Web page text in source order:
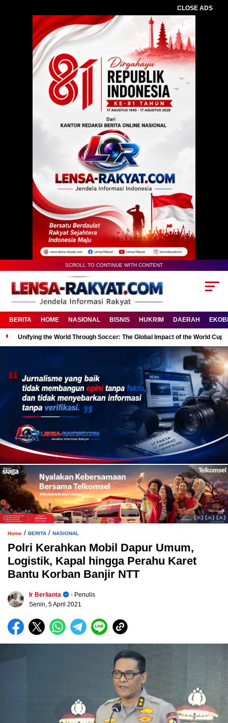
CLOSE ADS
SCROLL TO CONTINUE WITH CONTENT
BERITA HOME NASIONAL BISNIS HUKRIM DAERAH
Unifying the World Through Soccer: The Global Impact of the World Cup
Home / BERITA / NASIONAL
Polri Kerahkan Mobil Dapur Umum,
Logistik, Kapal hingga Perahu Karet
Bantu Korban Banjir NTT
Ir Berlianta
- Penulis
Senin, 5 April 2021